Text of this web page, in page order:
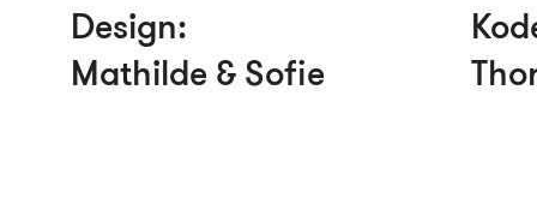
Design:
Mathilde & Sofie